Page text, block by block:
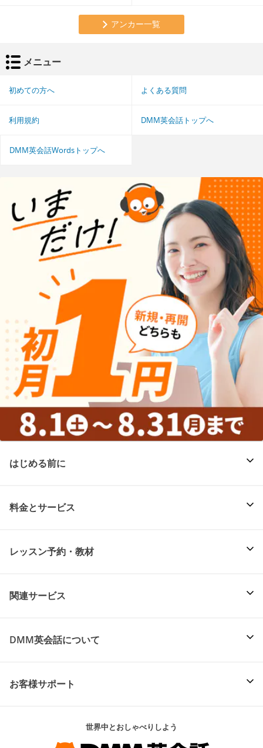
アンカー一覧
メニュー
初めての方へ よくある質問
利用規約 DMM英会話トップへ
DMM英会話Wordsトップへ
はじめる前に
料金とサービス
レッスン予約・教材
関連サービス
DMM英会話について
お客様サポート
世界中とおしゃべりしよう